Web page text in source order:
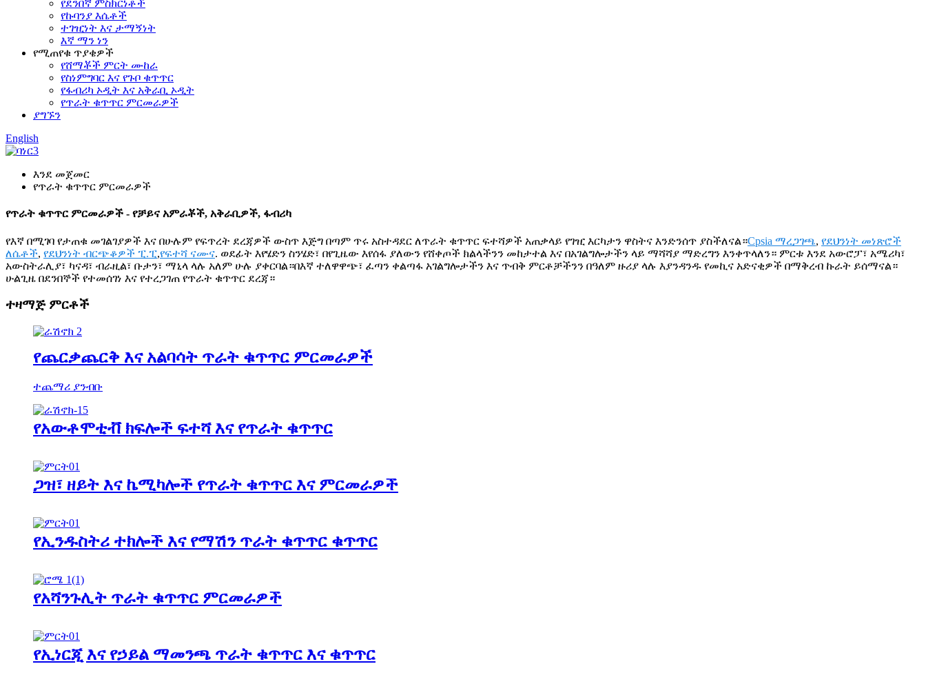
የደንበኛ ምስክርነቶች
የኩባንያ እሴቶች
ተገዢነት እና ታማኝነት
እኛ ማን ነን
የሚጠየቁ ጥያቄዎች
የሸማቾች ምርት ሙከራ
የስነምግባር እና የጉቦ ቁጥጥር
የፋብሪካ ኦዲት እና አቅራቢ ኦዲት
የጥራት ቁጥጥር ምርመራዎች
ያግኙን
English
እንደ መጀመር
የጥራት ቁጥጥር ምርመራዎች
የጥራት ቁጥጥር ምርመራዎች - የቻይና አምራቾች, አቅራቢዎች, ፋብሪካ
የእኛ በሚገባ የታጠቁ መገልገያዎች እና በሁሉም የፍጥረት ደረጃዎች ውስጥ እጅግ በጣም ጥሩ አስተዳደር ለጥራት ቁጥጥር ፍተሻዎች አጠቃላይ የገዢ እርካታን ዋስትና እንድንሰጥ ያስችለናል።Cpsia ማረጋገጫ, የደህንነት መነጽሮች
ለሴቶች, የደህንነት ብርጭቆዎች ፒ.ፒ,የፍተሻ ናሙና. ወደፊት እየሄድን ስንሄድ፣ በየጊዜው እየሰፋ ያለውን የሸቀጦች ክልላችንን መከታተል እና በአገልግሎታችን ላይ ማሻሻያ ማድረግን እንቀጥላለን። ምርቱ እንደ አውሮፓ፣ አሜሪካ፣
አውስትራሊያ፣ ካናዳ፣ ብራዚል፣ ቡታን፣ ማኒላ ላሉ አለም ሁሉ ያቀርባል።በእኛ ተለዋዋጭ፣ ፈጣን ቀልጣፋ አገልግሎታችን እና ጥብቅ ምርቶቻችንን በዓለም ዙሪያ ላሉ እያንዳንዱ የመኪና አድናቂዎች በማቅረብ ኩራት ይሰማናል።
ሁልጊዜ በደንበኞች የተመሰገነ እና የተረጋገጠ የጥራት ቁጥጥር ደረጃ።
ተዛማጅ ምርቶች
የጨርቃጨርቅ እና አልባሳት ጥራት ቁጥጥር ምርመራዎች
ተጨማሪ ያንብቡ
የአውቶሞቲቭ ክፍሎች ፍተሻ እና የጥራት ቁጥጥር
ጋዝ፣ ዘይት እና ኬሚካሎች የጥራት ቁጥጥር እና ምርመራዎች
የኢንዱስትሪ ተክሎች እና የማሽን ጥራት ቁጥጥር ቁጥጥር
የአሻንጉሊት ጥራት ቁጥጥር ምርመራዎች
የኢነርጂ እና የኃይል ማመንጫ ጥራት ቁጥጥር እና ቁጥጥር